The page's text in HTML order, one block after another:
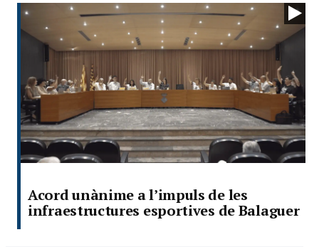
Acord unànime a l’impuls de les
infraestructures esportives de Balaguer